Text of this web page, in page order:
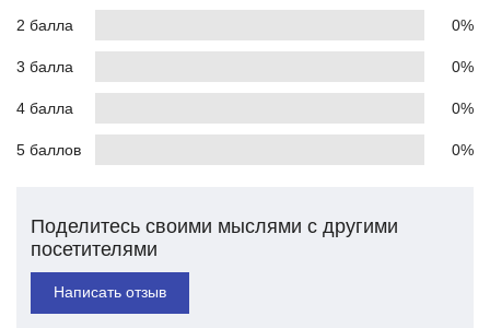
2 балла 0%
3 балла 0%
4 балла 0%
5 баллов 0%
Поделитесь своими мыслями с другими
посетителями
Написать отзыв